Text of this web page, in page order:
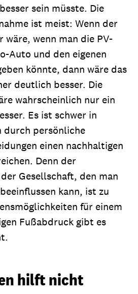
sein müsste. Die
ist meist: Wenn der
wäre, wenn man die PV-
Auto und den eigenen
könnte, dann wäre das
deutlich besser. Die
wahrscheinlich nur ein
Es ist schwer in
durch persönliche
einen nachhaltigen
Denn der
Gesellschaft, den man
kann, ist zu
für einem
Fußabdruck gibt es
hilft nicht